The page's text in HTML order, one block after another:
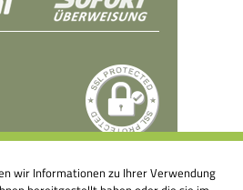
wir Informationen zu Ihrer Verwendung